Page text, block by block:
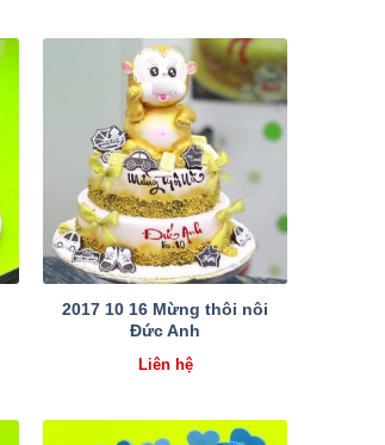
2017 10 16 Mừng thôi nôi
Đức Anh
Liên hệ